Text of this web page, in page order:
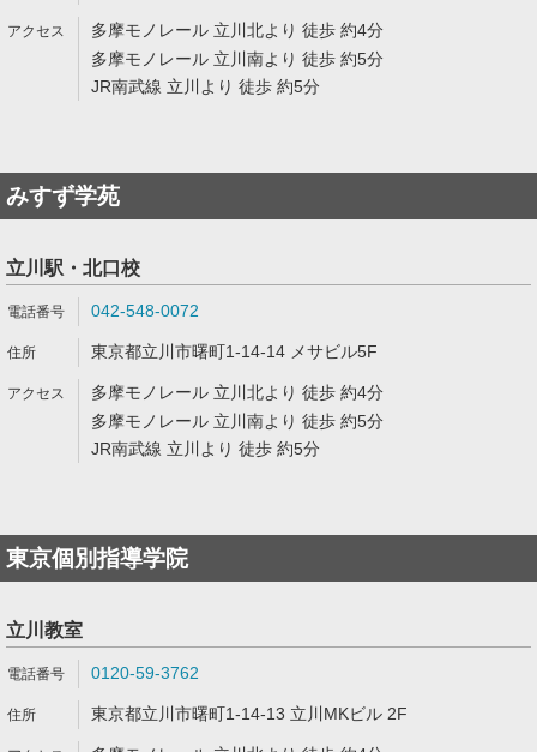
多摩モノレール 立川北より 徒歩 約4分
多摩モノレール 立川南より 徒歩 約5分
JR南武線 立川より 徒歩 約5分
みすず学苑
立川駅・北口校
042-548-0072
東京都立川市曙町1-14-14 メサビル5F
多摩モノレール 立川北より 徒歩 約4分
多摩モノレール 立川南より 徒歩 約5分
JR南武線 立川より 徒歩 約5分
東京個別指導学院
立川教室
0120-59-3762
東京都立川市曙町1-14-13 立川MKビル 2F